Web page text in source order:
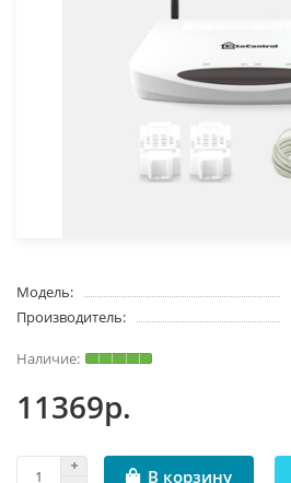
Модель:
Производитель:
11369р.
В корзину